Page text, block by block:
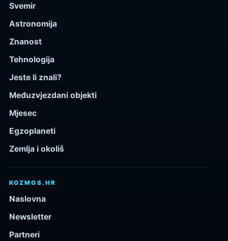
Svemir
Astronomija
Znanost
Tehnologija
Jeste li znali?
Međuzvjezdani objekti
Mjesec
Egzoplaneti
Zemlja i okoliš
KOZMOS.HR
Naslovna
Newsletter
Partneri